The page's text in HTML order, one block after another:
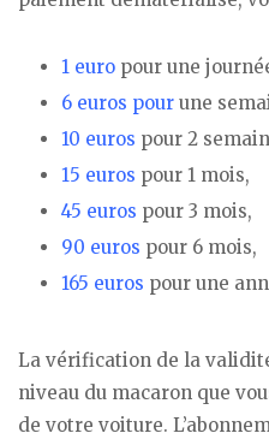
1 euro pour une
6 euros pour une
10 euros pour 2
15 euros pour 1 mois,
45 euros pour 3 mois,
90 euros pour 6 mois,
165 euros pour une
La vérification de la
niveau du macaron que
de votre voiture.